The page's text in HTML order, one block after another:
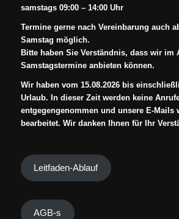
samstags 09:00 – 14:00 Uhr
Termine gerne nach Vereinbarung auch
Samstag möglich.
Bitte haben Sie Verständnis, dass wir im
Samstagstermine anbieten können.
Wir haben vom 15.08.2026 bis
Urlaub. In dieser Zeit werden keine
entgegengenommen und unsere E-Mails
bearbeitet. Wir danken Ihnen für Ihr
Leitfaden-Ablauf
AGB-s